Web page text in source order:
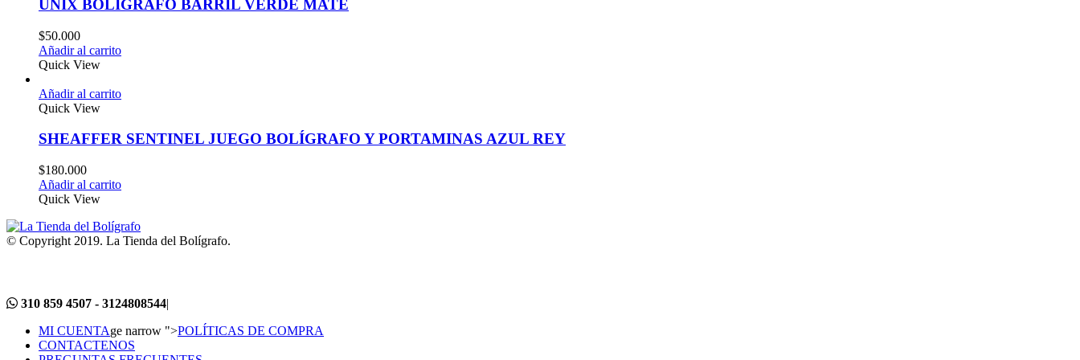
UNIX BOLÍGRAFO BARRIL VERDE MATE
$50.000
Añadir al carrito
Quick View
Añadir al carrito
Quick View
SHEAFFER SENTINEL JUEGO BOLÍGRAFO Y PORTAMINAS AZUL REY
$180.000
Añadir al carrito
Quick View
© Copyright 2019. La Tienda del Bolígrafo.
310 859 4507 - 3124808544|
MI CUENTAge narrow ">POLÍTICAS DE COMPRA
CONTACTENOS